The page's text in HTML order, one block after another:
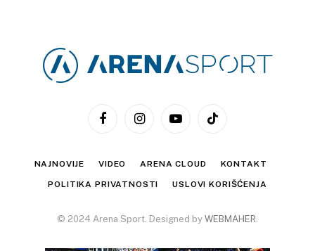
FacebookInstagramYouTubeTikTok
NAJNOVIJE VIDEO ARENA CLOUD KONTAKT
POLITIKA PRIVATNOSTI USLOVI KORIŠĆENJA
© 2024 Arena Sport. Designed by WEBMAHER.